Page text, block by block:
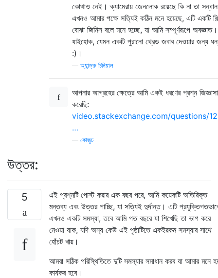
কোথাও নেই। ক্যামেরায় জেনলোক রয়েছে কি না তা
এখনও আমার পক্ষে সত্যিই কঠিন মনে হয়েছে, এটি একটি
বোঝা জিনিস বলে মনে হচ্ছে, যা আমি সম্পূর্ণরূপে অবজ্ঞাত।
যাইহোক, যেমন একটি পুরানো থ্রেড জবাব দেওয়ার জন্য
:)।
অ্যান্ড্রু চিনিয়াল
আপনার আগ্রহের ক্ষেত্রে আমি একই ধরণের প্রশ্ন জিজ্ঞাসা
করেছি:
video.stackexchange.com/questions/
…
কোজুচ
উত্তর:
5
এই প্রশ্নটি পোস্ট করার এক বছর পরে, আমি কয়েকটি অতিরিক্ত
মন্তব্য এবং উত্তর পাচ্ছি, যা সত্যিই দুর্দান্ত। এটি
এখনও একটি সমস্যা, তবে আমি গত বছরে যা শিখেছি তা ভাগ করে
নেওয়া যাক, যদি অন্য কেউ এই পৃষ্ঠাটিতে একইরকম সমস্যার সাথে
হোঁচট খায়।
আমরা সঠিক পরিস্থিতিতে দুটি সমস্যার সমাধান করব যা আমার মনে
কার্যকর হবে।